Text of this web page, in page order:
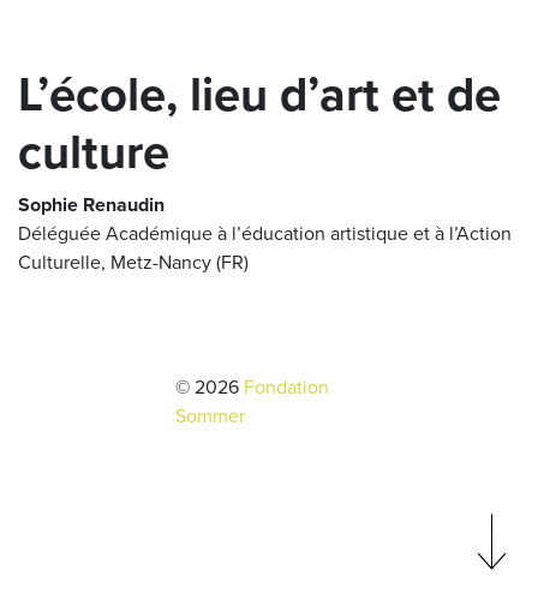
L’école, lieu d’art et de
culture
Sophie Renaudin
Déléguée Académique à l’éducation artistique et à l’Action
Culturelle, Metz-Nancy (FR)
© 2026 Fondation
Sommer